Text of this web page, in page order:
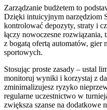
Zarządzanie budżetem to
Dzięki intuicyjnym narzędziom
kontrolować depozyty, straty i
łączy nowoczesne
z bogatą ofertą automatów, gier
sportowych.
Stosując proste zasady – ustal
monitoruj wyniki i korzystaj z
zminimalizujesz ryzyko
regularne uczestnictwo w
zwiększa szanse na dodatkowe